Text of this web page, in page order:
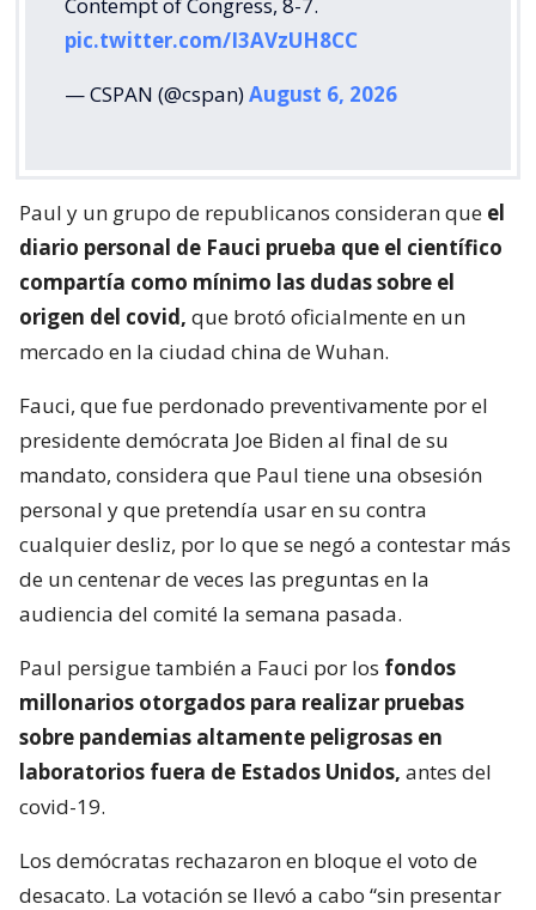
pic.twitter.com/I3AVzUH8CC
— CSPAN (@cspan)August 6, 2026
Paul y un grupo de republicanos consideran que el
diario personal de Fauci prueba que el científico
compartía como mínimo las dudas sobre el
origen del covid, que brotó oficialmente en un
mercado en la ciudad china de Wuhan.
Fauci, que fue perdonado preventivamente por el
presidente demócrata Joe Biden al final de su
mandato, considera que Paul tiene una obsesión
personal y que pretendía usar en su contra
cualquier desliz, por lo que se negó a contestar más
de un centenar de veces las preguntas en la
audiencia del comité la semana pasada.
Paul persigue también a Fauci por los fondos
millonarios otorgados para realizar pruebas
sobre pandemias altamente peligrosas en
laboratorios fuera de Estados Unidos, antes del
covid-19.
Los demócratas rechazaron en bloque el voto de
desacato. La votación se llevó a cabo “sin presentar